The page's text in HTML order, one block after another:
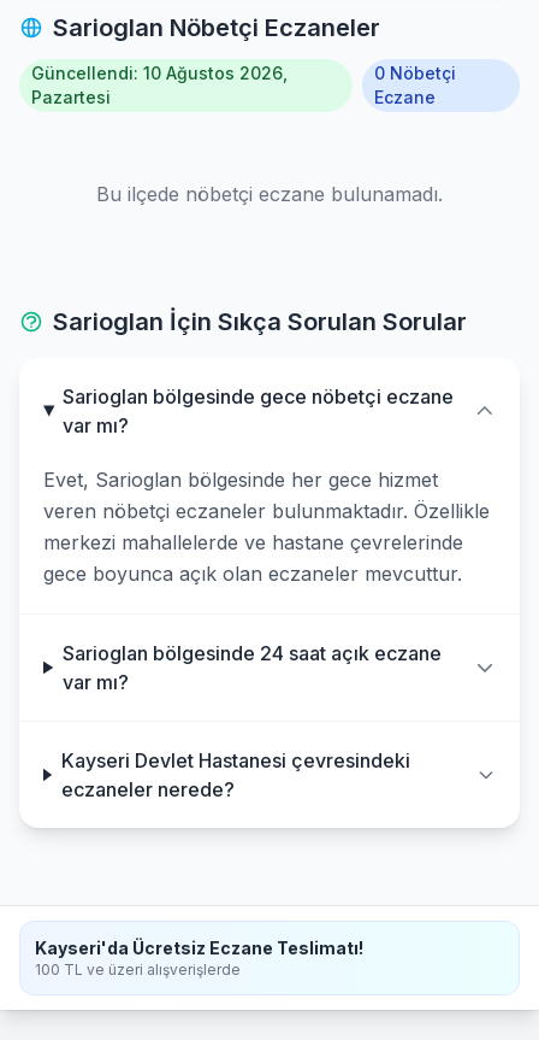
Sarioglan Nöbetçi Eczaneler
Güncellendi: 10 Ağustos 2026,
Pazartesi
0 Nöbetçi
Eczane
Bu ilçede nöbetçi eczane bulunamadı.
Sarioglan İçin Sıkça Sorulan Sorular
Sarioglan bölgesinde gece nöbetçi eczane
var mı?
Evet, Sarioglan bölgesinde her gece hizmet
veren nöbetçi eczaneler bulunmaktadır. Özellikle
merkezi mahallelerde ve hastane çevrelerinde
gece boyunca açık olan eczaneler mevcuttur.
Sarioglan bölgesinde 24 saat açık eczane
var mı?
Kayseri Devlet Hastanesi çevresindeki
eczaneler nerede?
Kayseri'da Ücretsiz Eczane Teslimatı!
100 TL ve üzeri alışverişlerde